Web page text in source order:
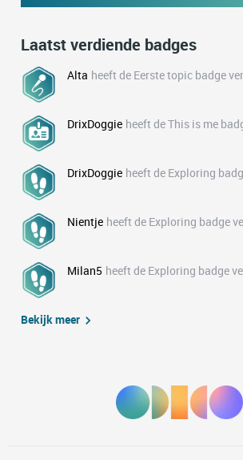
Laatst verdiende badges
Alta heeft de Eerste topic badge
DrixDoggie heeft de This is me
DrixDoggie heeft de Exploring
Nientje heeft de Exploring badge
Milan5 heeft de Exploring badge
Bekijk meer